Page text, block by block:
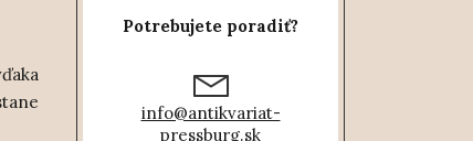
Potrebujete poradiť?
info@antikvariat-
pressburg.sk